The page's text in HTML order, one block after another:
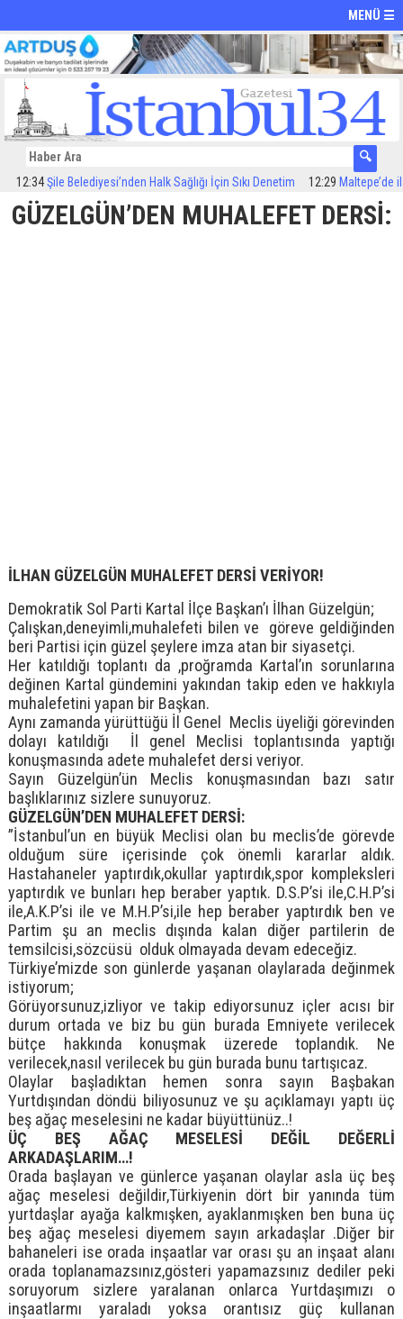
MENÜ ☰
Şile Belediyesi’nden Halk Sağlığı İçin Sıkı Denetim 12:29 Maltepe’de
GÜZELGÜN’DEN MUHALEFET DERSİ:
İLHAN GÜZELGÜN MUHALEFET DERSİ VERİYOR!
Demokratik Sol Parti Kartal İlçe Başkan’ı İlhan Güzelgün;
Çalışkan,deneyimli,muhalefeti bilen ve göreve geldiğinden
beri Partisi için güzel şeylere imza atan bir siyasetçi.
Her katıldığı toplantı da ,proğramda Kartal’ın sorunlarına
değinen Kartal gündemini yakından takip eden ve hakkıyla
muhalefetini yapan bir Başkan.
Aynı zamanda yürüttüğü İl Genel Meclis üyeliği görevinden
dolayı katıldığı İl genel Meclisi toplantısında yaptığı
konuşmasında adete muhalefet dersi veriyor.
Sayın Güzelgün’ün Meclis konuşmasından bazı satır
başlıklarınız sizlere sunuyoruz.
GÜZELGÜN’DEN MUHALEFET DERSİ:
”İstanbul’un en büyük Meclisi olan bu meclis’de görevde
olduğum süre içerisinde çok önemli kararlar aldık.
Hastahaneler yaptırdık,okullar yaptırdık,spor kompleksleri
yaptırdık ve bunları hep beraber yaptık. D.S.P’si ile,C.H.P’si
ile,A.K.P’si ile ve M.H.P’si,ile hep beraber yaptırdık ben ve
Partim şu an meclis dışında kalan diğer partilerin de
temsilcisi,sözcüsü olduk olmayada devam edeceğiz.
Türkiye’mizde son günlerde yaşanan olaylarada değinmek
istiyorum;
Görüyorsunuz,izliyor ve takip ediyorsunuz içler acısı bir
durum ortada ve biz bu gün burada Emniyete verilecek
bütçe hakkında konuşmak üzerede toplandık. Ne
verilecek,nasıl verilecek bu gün burada bunu tartışıcaz.
Olaylar başladıktan hemen sonra sayın Başbakan
Yurtdışından döndü biliyosunuz ve şu açıklamayı yaptı üç
beş ağaç meselesini ne kadar büyüttünüz..!
ÜÇ BEŞ AĞAÇ MESELESİ DEĞİL DEĞERLİ
ARKADAŞLARIM…!
Orada başlayan ve günlerce yaşanan olaylar asla üç beş
ağaç meselesi değildir,Türkiyenin dört bir yanında tüm
yurtdaşlar ayağa kalkmışken, ayaklanmışken ben buna üç
beş ağaç meselesi diyemem sayın arkadaşlar .Diğer bir
bahaneleri ise orada inşaatlar var orası şu an inşaat alanı
orada toplanamazsınız,gösteri yapamazsınız dediler peki
soruyorum sizlere yaralanan onlarca Yurtdaşımızı o
inşaatlarmı yaraladı yoksa orantısız güç kullanan